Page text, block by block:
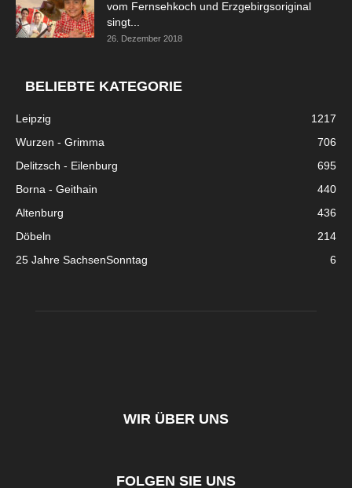
vom Fernsehkoch und Erzgebirgsoriginal
singt...
26. Dezember 2018
BELIEBTE KATEGORIE
Leipzig
1217
Wurzen - Grimma
706
Delitzsch - Eilenburg
695
Borna - Geithain
440
Altenburg
436
Döbeln
214
25 Jahre SachsenSonntag
6
WIR ÜBER UNS
FOLGEN SIE UNS